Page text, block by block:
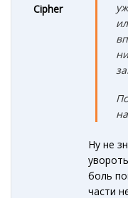
Cipher
Ну не
боль
части